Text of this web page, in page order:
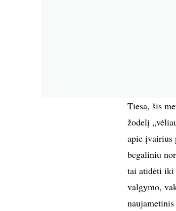
Tiesa, šis
žodelį
apie įvairius
begaliniu
tai atidėti iki
valgymo,